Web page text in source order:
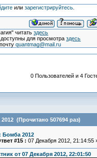
или зарегистрируйтесь.
читатьздесь
для просмотраздесь
quantmag@mail.ru
0 Пользователей и 4
(Прочитано 507694 раз)
Бомба 2012
#15 : 07 Декабря 2012, 21:14:55
от 07 Декабря 2012, 22:01:50